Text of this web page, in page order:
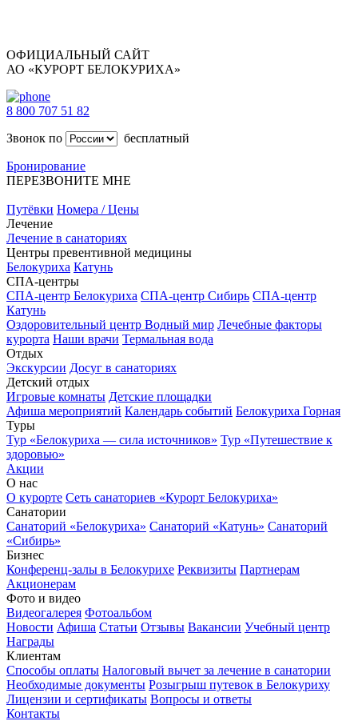
ОФИЦИАЛЬНЫЙ САЙТ
АО «КУРОРТ БЕЛОКУРИХА»
8 800 707 51 82
Звонок по
бесплатный
Бронирование
ПЕРЕЗВОНИТЕ МНЕ
Путёвки Номера / Цены
Лечение
Лечение в санаториях
Центры превентивной медицины
Белокуриха Катунь
СПА-центры
СПА-центр Белокуриха СПА-центр Сибирь СПА-центр
Катунь
Оздоровительный центр Водный мир Лечебные факторы
курорта Наши врачи Термальная вода
Отдых
Экскурсии Досуг в санаториях
Детский отдых
Игровые комнаты Детские площадки
Афиша мероприятий Календарь событий Белокуриха Горная
Туры
Тур «Белокуриха — сила источников» Тур «Путешествие к
здоровью»
Акции
О нас
О курорте Сеть санаториев «Курорт Белокуриха»
Санатории
Санаторий «Белокуриха» Санаторий «Катунь» Санаторий
«Сибирь»
Бизнес
Конференц-залы в Белокурихе Реквизиты Партнерам
Акционерам
Фото и видео
Видеогалерея Фотоальбом
Новости Афиша Статьи Отзывы Вакансии Учебный центр
Награды
Клиентам
Способы оплаты Налоговый вычет за лечение в санатории
Необходимые документы Розыгрыш путевок в Белокуриху
Лицензии и сертификаты Вопросы и ответы
Контакты